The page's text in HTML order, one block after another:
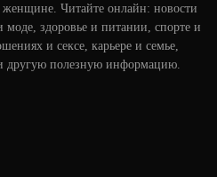
Читайте онлайн: новости
моде, здоровье и питании, спорте и
и сексе, карьере и семье,
другую полезную информацию.